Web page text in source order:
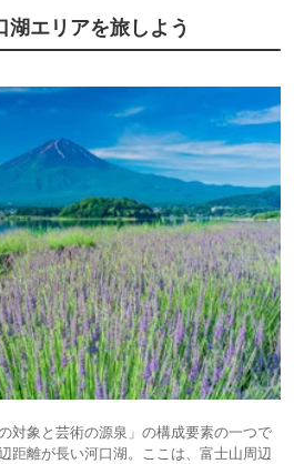
湖エリアを旅しよう
対象と芸術の源泉」の構成要素の一つで
距離が長い河口湖。ここは、富士山周辺